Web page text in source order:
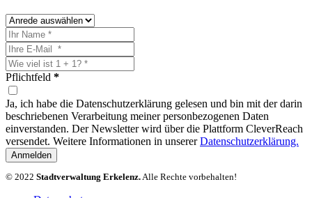
Pflichtfeld *
Ja, ich habe die Datenschutzerklärung gelesen und bin mit der darin
beschriebenen Verarbeitung meiner personbezogenen Daten
einverstanden. Der Newsletter wird über die Plattform CleverReach
versendet. Weitere Informationen in unsererDatenschutzerklärung.
Anmelden
© 2022 Stadtverwaltung Erkelenz.Alle Rechte vorbehalten!